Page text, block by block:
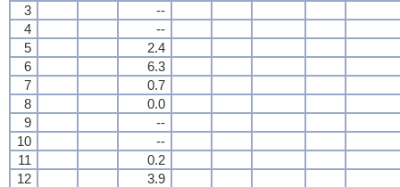
3
--
4
--
5
2.4
6
6.3
7
0.7
8
0.0
9
--
10
--
11
0.2
12
3.9